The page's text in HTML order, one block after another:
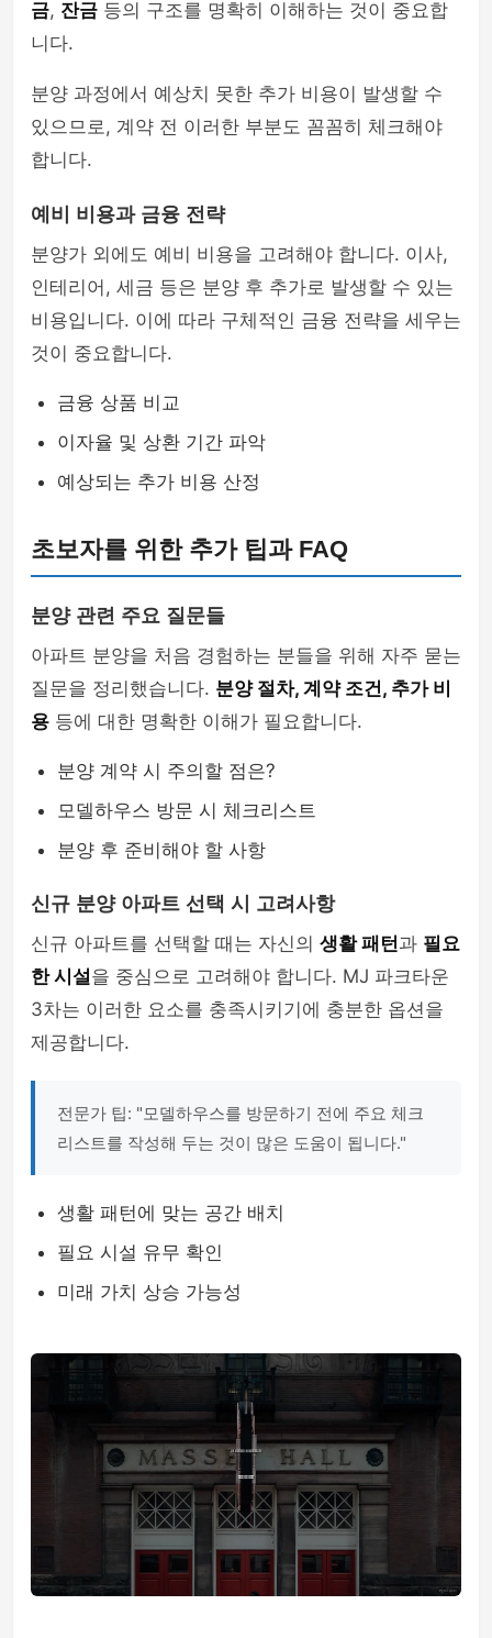
금, 잔금 등의 구조를 명확히 이해하는 것이 중요합
니다.
분양 과정에서 예상치 못한 추가 비용이 발생할 수
있으므로, 계약 전 이러한 부분도 꼼꼼히 체크해야
합니다.
예비 비용과 금융 전략
분양가 외에도 예비 비용을 고려해야 합니다. 이사,
인테리어, 세금 등은 분양 후 추가로 발생할 수 있는
비용입니다. 이에 따라 구체적인 금융 전략을 세우는
것이 중요합니다.
금융 상품 비교
이자율 및 상환 기간 파악
예상되는 추가 비용 산정
초보자를 위한 추가 팁과 FAQ
분양 관련 주요 질문들
아파트 분양을 처음 경험하는 분들을 위해 자주 묻는
질문을 정리했습니다. 분양 절차, 계약 조건, 추가 비
용 등에 대한 명확한 이해가 필요합니다.
분양 계약 시 주의할 점은?
모델하우스 방문 시 체크리스트
분양 후 준비해야 할 사항
신규 분양 아파트 선택 시 고려사항
신규 아파트를 선택할 때는 자신의 생활 패턴과 필요
한 시설을 중심으로 고려해야 합니다. MJ 파크타운
3차는 이러한 요소를 충족시키기에 충분한 옵션을
제공합니다.
전문가 팁: "모델하우스를 방문하기 전에 주요 체크
리스트를 작성해 두는 것이 많은 도움이 됩니다."
생활 패턴에 맞는 공간 배치
필요 시설 유무 확인
미래 가치 상승 가능성